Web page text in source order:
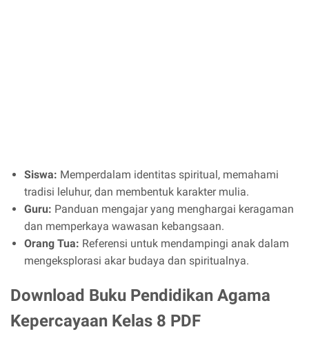
Siswa: Memperdalam identitas spiritual, memahami
tradisi leluhur, dan membentuk karakter mulia.
Guru: Panduan mengajar yang menghargai keragaman
dan memperkaya wawasan kebangsaan.
Orang Tua: Referensi untuk mendampingi anak dalam
mengeksplorasi akar budaya dan spiritualnya.
Download Buku Pendidikan Agama
Kepercayaan Kelas 8 PDF